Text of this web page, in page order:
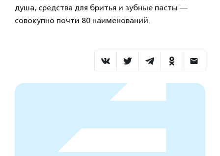
душа, средства для бритья и зубные пасты —
совокупно почти 80 наименований.